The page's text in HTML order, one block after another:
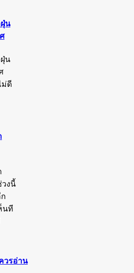
น
น
ม่ดี
วงนี้
นที
วรอ่าน